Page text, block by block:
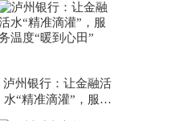
泸州银行：让金融活
水“精准滴灌”，服务